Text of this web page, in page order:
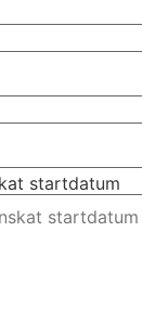
startdatum